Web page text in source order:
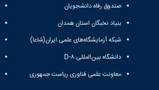
صندوق رفاه دانشجویان
بنیاد نخبگان استان همدان
شبکه آزمایشگاه‌های علمی ایران(شاعا)
دانشگاه بین‌المللی D-۸
معاونت علمی فناوری ریاست جمهوری